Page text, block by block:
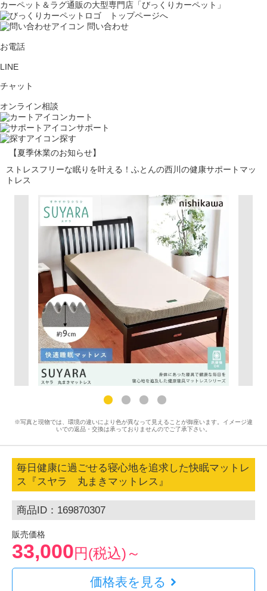
カーペット＆ラグ通販の大型専門店「びっくりカーペット」
問い合わせ
お電話
LINE
チャット
オンライン相談
カート
サポート
探す
【夏季休業のお知らせ】
ストレスフリーな眠りを叶える！ふとんの西川の健康サポートマッ
トレス
※写真と現物では、環境の違いにより色が異なって見えることが御座います。イメージ違
いでの返品・交換は承っておりませんのでご了承下さい。
毎日健康に過ごせる寝心地を追求した快眠マットレ
ス『スヤラ 丸まきマットレス』
商品ID：169870307
販売価格
33,000円(税込)～
価格表を見る